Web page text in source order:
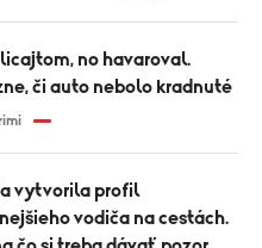
či auto nebolo kradnuté
vodiča na cestách.